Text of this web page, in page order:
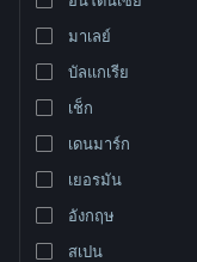
มาเลย์
บัลแกเรีย
เช็ก
เดนมาร์ก
เยอรมัน
อังกฤษ
สเปน